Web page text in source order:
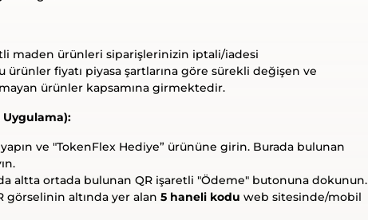
maden ürünleri siparişlerinizin iptali/iadesi
fiyatı piyasa şartlarına göre sürekli değişen ve
ürünler kapsamına girmektedir.
Uygulama):
ve "TokenFlex Hediye” ürününe girin. Burada bulunan
altta ortada bulunan QR işaretli "Ödeme" butonuna dokunun.
görselinin altında yer alan 5 haneli kodu web sitesinde/mobil